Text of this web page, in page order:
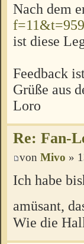
Nach dem
ist diese
Feedback
Grüße aus
Loro
Re: Fan-
von Mivo »
Ich habe
amüsant,
Wie die